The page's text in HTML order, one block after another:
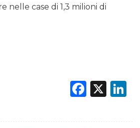
nelle case di 1,3 milioni di
X